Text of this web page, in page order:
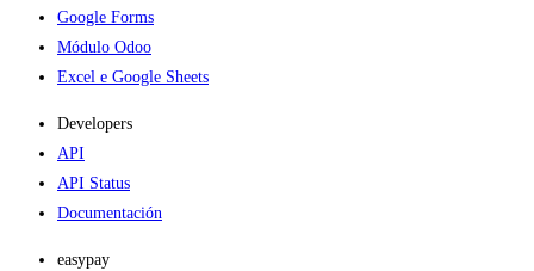
Google Forms
Módulo Odoo
Excel e Google Sheets
Developers
API
API Status
Documentación
easypay